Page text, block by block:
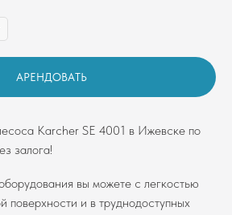
АРЕНДОВАТЬ
Karcher SE 4001 в Ижевске по
залога!
вы можете с легкостью
поверхности и в труднодоступных